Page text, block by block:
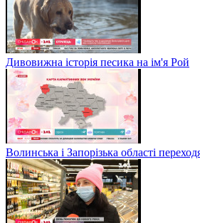
Дивовижна історія песика на ім'я Рой
Волинська і Запорізька області